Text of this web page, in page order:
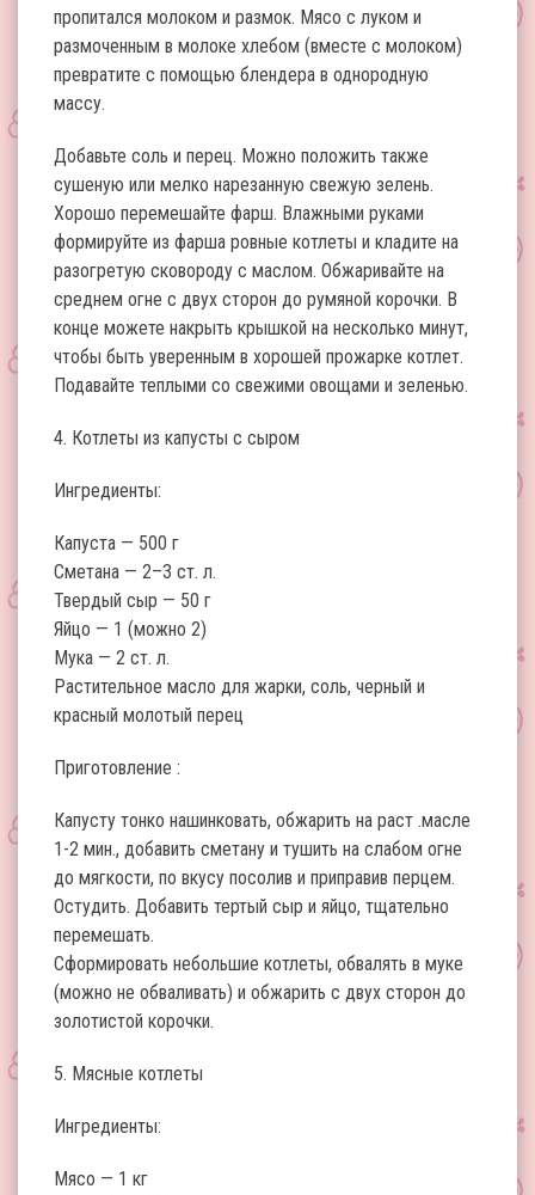
пропитался молоком и размок. Мясо с луком и
размоченным в молоке хлебом (вместе с молоком)
превратите с помощью блендера в однородную
массу.
Добавьте соль и перец. Можно положить также
сушеную или мелко нарезанную свежую зелень.
Хорошо перемешайте фарш. Влажными руками
формируйте из фарша ровные котлеты и кладите на
разогретую сковороду с маслом. Обжаривайте на
среднем огне с двух сторон до румяной корочки. В
конце можете накрыть крышкой на несколько минут,
чтобы быть уверенным в хорошей прожарке котлет.
Подавайте теплыми со свежими овощами и зеленью.
4. Котлеты из капусты с сыром
Ингредиенты:
Капуста — 500 г
Сметана — 2–3 ст. л.
Твердый сыр — 50 г
Яйцо — 1 (можно 2)
Мука — 2 ст. л.
Растительное масло для жарки, соль, черный и
красный молотый перец
Приготовление :
Капусту тонко нашинковать, обжарить на раст .масле
1-2 мин., добавить сметану и тушить на слабом огне
до мягкости, по вкусу посолив и приправив перцем.
Остудить. Добавить тертый сыр и яйцо, тщательно
перемешать.
Сформировать небольшие котлеты, обвалять в муке
(можно не обваливать) и обжарить с двух сторон до
золотистой корочки.
5. Мясные котлеты
Ингредиенты:
Мясо — 1 кг